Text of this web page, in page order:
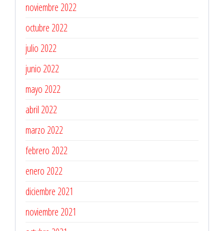
noviembre 2022
octubre 2022
julio 2022
junio 2022
mayo 2022
abril 2022
marzo 2022
febrero 2022
enero 2022
diciembre 2021
noviembre 2021